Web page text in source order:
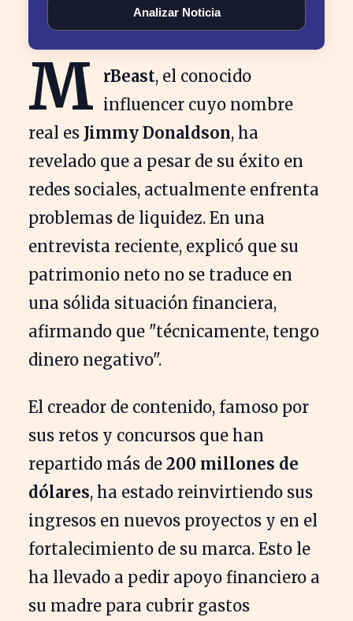
Analizar Noticia
M rBeast, el conocido
influencer cuyo nombre
real es Jimmy Donaldson, ha
revelado que a pesar de su éxito en
redes sociales, actualmente enfrenta
problemas de liquidez. En una
entrevista reciente, explicó que su
patrimonio neto no se traduce en
una sólida situación financiera,
afirmando que "técnicamente, tengo
dinero negativo".
El creador de contenido, famoso por
sus retos y concursos que han
repartido más de 200 millones de
dólares, ha estado reinvirtiendo sus
ingresos en nuevos proyectos y en el
fortalecimiento de su marca. Esto le
ha llevado a pedir apoyo financiero a
su madre para cubrir gastos